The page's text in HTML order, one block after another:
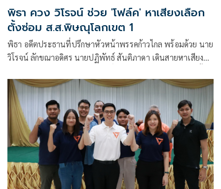
พิธา ควง วิโรจน์ ช่วย 'โฟล์ค' หาเสียงเลือก
ตั้งซ่อม ส.ส.พิษณุโลกเขต 1
พิธา อดีตประธานที่ปรึกษาหัวหน้าพรรคก้าวไกล พร้อมด้วย นาย
วิโรจน์ ลักขณาอดิศร นายปฏิพัทธ์ สันติภาดา เดินสายหาเสียง
ซ่อม ส.ส.พิษณุโลก เขต 1